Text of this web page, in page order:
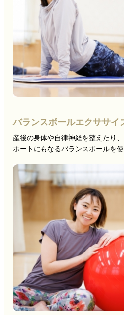
バランスボールエクササイ
産後の身体や自律神経を整えたり
ポートにもなるバランスボールを